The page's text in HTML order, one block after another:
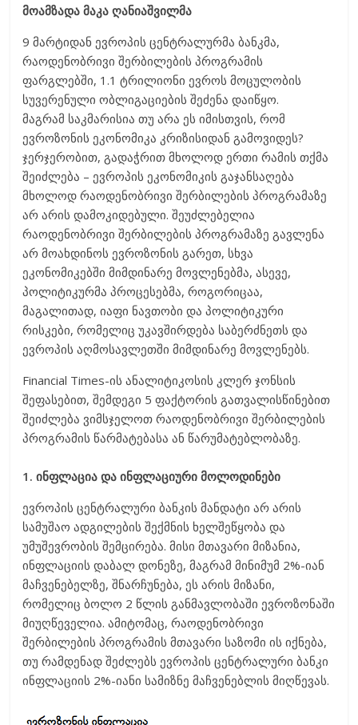
მოამზადა მაკა ღანიაშვილმა
9 მარტიდან ევროპის ცენტრალურმა ბანკმა,
რაოდენობრივი შერბილების პროგრამის
ფარგლებში, 1.1 ტრილიონი ევროს მოცულობის
სუვერენული ობლიგაციების შეძენა დაიწყო.
მაგრამ საკმარისია თუ არა ეს იმისთვის, რომ
ევროზონის ეკონომიკა კრიზისიდან გამოვიდეს?
ჯერჯერობით, გადაჭრით მხოლოდ ერთი რამის თქმა
შეიძლება – ევროპის ეკონომიკის გაჯანსაღება
მხოლოდ რაოდენობრივი შერბილების პროგრამაზე
არ არის დამოკიდებული. შეუძლებელია
რაოდენობრივი შერბილების პროგრამაზე გავლენა
არ მოახდინოს ევროზონის გარეთ, სხვა
ეკონომიკებში მიმდინარე მოვლენებმა, ასევე,
პოლიტიკურმა პროცესებმა, როგორიცაა,
მაგალითად, იაფი ნავთობი და პოლიტიკური
რისკები, რომელიც უკავშირდება საბერძნეთს და
ევროპის აღმოსავლეთში მიმდინარე მოვლენებს.
Financial Times-ის ანალიტიკოსის კლერ ჯონსის
შეფასებით, შემდეგი 5 ფაქტორის გათვალისწინებით
შეიძლება ვიმსჯელოთ რაოდენობრივი შერბილების
პროგრამის წარმატებასა ან წარუმატებლობაზე.
1. ინფლაცია და ინფლაციური მოლოდინები
ევროპის ცენტრალური ბანკის მანდატი არ არის
სამუშაო ადგილების შექმნის ხელშეწყობა და
უმუშევრობის შემცირება. მისი მთავარი მიზანია,
ინფლაციის დაბალ დონეზე, მაგრამ მინიმუმ 2%-იან
მაჩვენებელზე, შნარჩუნება, ეს არის მიზანი,
რომელიც ბოლო 2 წლის განმავლობაში ევროზონაში
მიუღწეველია. ამიტომაც, რაოდენობრივი
შერბილების პროგრამის მთავარი საზომი ის იქნება,
თუ რამდენად შეძლებს ევროპის ცენტრალური ბანკი
ინფლაციის 2%-იანი სამიზნე მაჩვენებლის მიღწევას.